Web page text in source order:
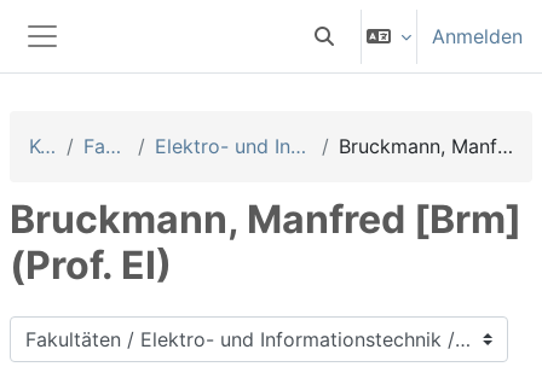
Website-Übersicht
Sucheingabe umschalten
Anmelden
Kurse Fakultäten Elektro- und Informationstechnik Bruckmann, Manfred [Brm] (Prof. EI)
Bruckmann, Manfred [Brm]
(Prof. EI)
Kursbereiche